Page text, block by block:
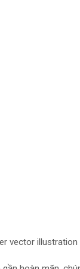
vector illustration